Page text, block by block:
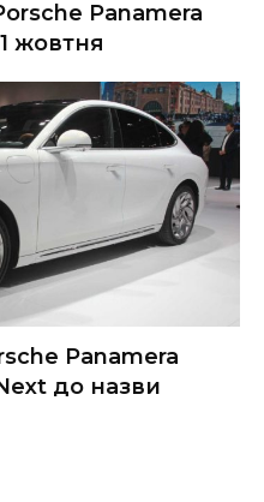
Panamera
жовтня
Panamera
до назви